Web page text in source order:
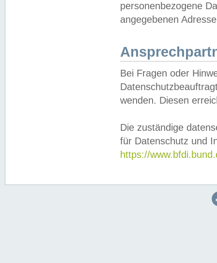
personenbezogene
angegebenen
Bei Fragen oder
wenden. Diesen
Die zuständige
für Datenschutz und
https://